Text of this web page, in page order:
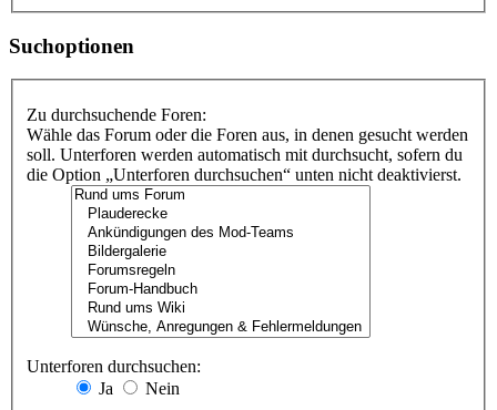
Suchoptionen
Zu durchsuchende Foren:
Wähle das Forum oder die Foren aus, in denen gesucht werden
soll. Unterforen werden automatisch mit durchsucht, sofern du
die Option „Unterforen durchsuchen“ unten nicht deaktivierst.
Unterforen durchsuchen:
Ja
Nein